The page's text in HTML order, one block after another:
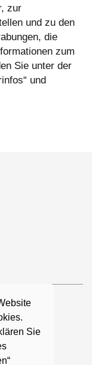
Sie
zur
und zu den
die
zum
Sie unter der
und